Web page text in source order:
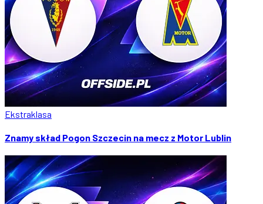
Ekstraklasa
Znamy skład Pogon Szczecin na mecz z Motor Lublin